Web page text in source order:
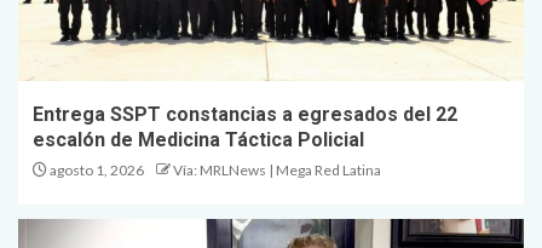
Entrega SSPT constancias a egresados del 22
escalón de Medicina Táctica Policial
agosto 1, 2026 Vía: MRLNews | Mega Red Latina